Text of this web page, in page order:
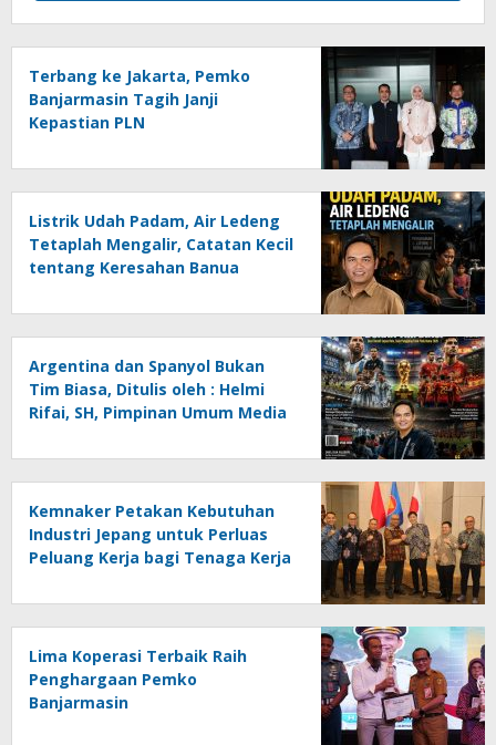
Terbang ke Jakarta, Pemko
Banjarmasin Tagih Janji
Kepastian PLN
Listrik Udah Padam, Air Ledeng
Tetaplah Mengalir, Catatan Kecil
tentang Keresahan Banua
Ancaman Lingkungan, Oleh :
Helmi Rifai, SH
Argentina dan Spanyol Bukan
Tim Biasa, Ditulis oleh : Helmi
Rifai, SH, Pimpinan Umum Media
Kemnaker Petakan Kebutuhan
Industri Jepang untuk Perluas
Peluang Kerja bagi Tenaga Kerja
Lima Koperasi Terbaik Raih
Penghargaan Pemko
Banjarmasin